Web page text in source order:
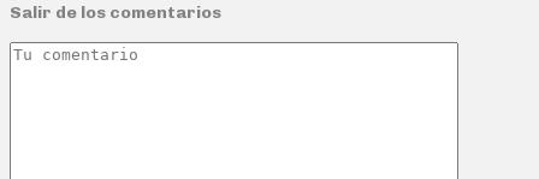
Salir de los comentarios